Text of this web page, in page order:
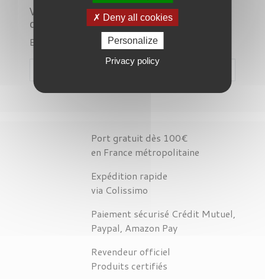
Veuillez nous excuser pour le
désagrément.
Effectuez une nouvelle recherche
Port gratuit dès 100€
en France métropolitaine
Expédition rapide
via Colissimo
Paiement sécurisé Crédit Mutuel,
Paypal, Amazon Pay
Revendeur officiel
Produits certifiés
Deny all cookies
Personalize
Privacy policy